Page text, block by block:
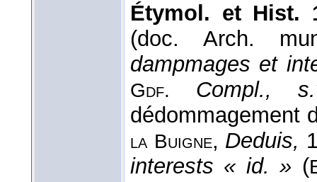
Étymol. et Hist.
(doc. Arch.
dampmages et
Gdf.
Compl.,
dédommagement
la Buigne, Deduis,
interests « id. » (